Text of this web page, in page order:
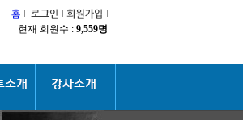
현재 회원수 : 9,559명